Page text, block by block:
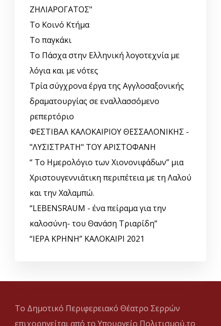
ΖΗΛΙΑΡΟΓΑΤΟΣ"
Το Κοινό Κτήμα
Το παγκάκι
Το Πάσχα στην Ελληνική λογοτεχνία με
λόγια και με νότες
Τρία σύγχρονα έργα της Αγγλοσαξονικής
δραματουργίας σε εναλλασσόμενο
ρεπερτόριο
ΦΕΣΤΙΒΑΛ ΚΑΛΟΚΑΙΡΙΟΥ ΘΕΣΣΑΛΟΝΙΚΗΣ -
"ΛΥΣΙΣΤΡΑΤΗ" ΤΟΥ ΑΡΙΣΤΟΦΑΝΗ
“ Το Ημερολόγιο των Χιονονιφάδων” μια
Χριστουγεννιάτικη περιπέτεια με τη Λαλού
και την Χαλαμπώ.
“LEBENSRAUM - ένα πείραμα για την
καλοσύνη- του Θανάση Τριαρίδη”
“ΙΕΡΑ ΚΡΗΝΗ” ΚΑΛΟΚΑΙΡΙ 2021
Το Δημοτικό Περιφερειακό Θέατρο Σερρών
επιχορηγείται από το Υπουργείο Πολιτισμού,το